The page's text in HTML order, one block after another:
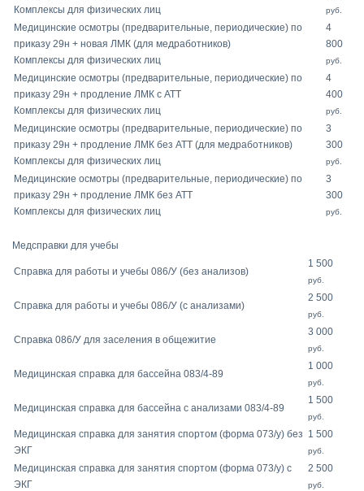
Комплексы для физических лиц
руб.
Медицинские осмотры (предварительные, периодические) по
приказу 29н + новая ЛМК (для медработников)
Комплексы для физических лиц
4
800
руб.
Медицинские осмотры (предварительные, периодические) по
приказу 29н + продление ЛМК с АТТ
Комплексы для физических лиц
4
400
руб.
Медицинские осмотры (предварительные, периодические) по
приказу 29н + продление ЛМК без АТТ (для медработников)
Комплексы для физических лиц
3
300
руб.
Медицинские осмотры (предварительные, периодические) по
приказу 29н + продление ЛМК без АТТ
Комплексы для физических лиц
3
300
руб.
Медсправки для учебы
Справка для работы и учебы 086/У (без анализов)
1 500
руб.
Справка для работы и учебы 086/У (с анализами)
2 500
руб.
Справка 086/У для заселения в общежитие
3 000
руб.
Медицинская справка для бассейна 083/4-89
1 000
руб.
Медицинская справка для бассейна с анализами 083/4-89
1 500
руб.
Медицинская справка для занятия спортом (форма 073/у) без
ЭКГ
1 500
руб.
Медицинская справка для занятия спортом (форма 073/у) с
ЭКГ
2 500
руб.